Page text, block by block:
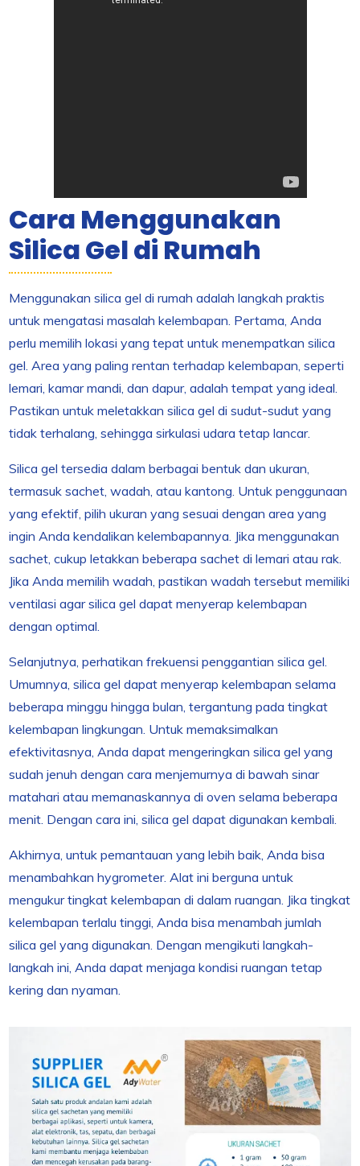
Cara Menggunakan
Silica Gel di Rumah
Menggunakan silica gel di rumah adalah langkah praktis
untuk mengatasi masalah kelembapan. Pertama, Anda
perlu memilih lokasi yang tepat untuk menempatkan silica
gel. Area yang paling rentan terhadap kelembapan, seperti
lemari, kamar mandi, dan dapur, adalah tempat yang ideal.
Pastikan untuk meletakkan silica gel di sudut-sudut yang
tidak terhalang, sehingga sirkulasi udara tetap lancar.
Silica gel tersedia dalam berbagai bentuk dan ukuran,
termasuk sachet, wadah, atau kantong. Untuk penggunaan
yang efektif, pilih ukuran yang sesuai dengan area yang
ingin Anda kendalikan kelembapannya. Jika menggunakan
sachet, cukup letakkan beberapa sachet di lemari atau rak.
Jika Anda memilih wadah, pastikan wadah tersebut memiliki
ventilasi agar silica gel dapat menyerap kelembapan
dengan optimal.
Selanjutnya, perhatikan frekuensi penggantian silica gel.
Umumnya, silica gel dapat menyerap kelembapan selama
beberapa minggu hingga bulan, tergantung pada tingkat
kelembapan lingkungan. Untuk memaksimalkan
efektivitasnya, Anda dapat mengeringkan silica gel yang
sudah jenuh dengan cara menjemurnya di bawah sinar
matahari atau memanaskannya di oven selama beberapa
menit. Dengan cara ini, silica gel dapat digunakan kembali.
Akhirnya, untuk pemantauan yang lebih baik, Anda bisa
menambahkan hygrometer. Alat ini berguna untuk
mengukur tingkat kelembapan di dalam ruangan. Jika tingkat
kelembapan terlalu tinggi, Anda bisa menambah jumlah
silica gel yang digunakan. Dengan mengikuti langkah-
langkah ini, Anda dapat menjaga kondisi ruangan tetap
kering dan nyaman.